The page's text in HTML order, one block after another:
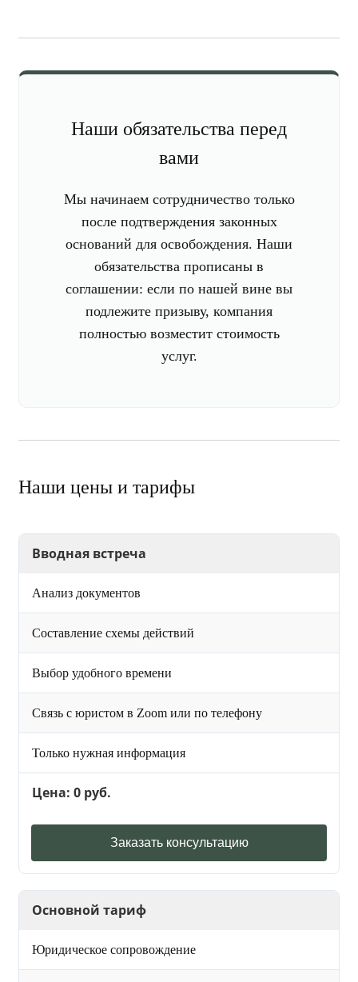
Наши обязательства перед
вами
Мы начинаем сотрудничество только
после подтверждения законных
оснований для освобождения. Наши
обязательства прописаны в
соглашении: если по нашей вине вы
подлежите призыву, компания
полностью возместит стоимость
услуг.
Наши цены и тарифы
Вводная встреча
Анализ документов
Составление схемы действий
Выбор удобного времени
Связь с юристом в Zoom или по телефону
Только нужная информация
Цена: 0 руб.
Заказать консультацию
Основной тариф
Юридическое сопровождение